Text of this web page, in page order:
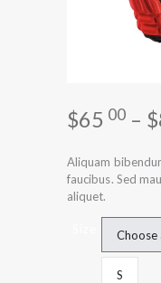
$65 00– $
Aliquam
faucibus. Sed
aliquet.
S